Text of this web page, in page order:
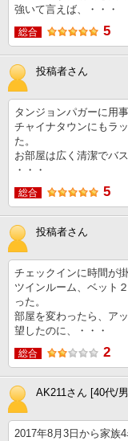
強いて言えば、・・・
総合 5
投稿者さん
タンジョンパガーに用
チャイナタウンにもラ
た。
お部屋は広く清潔でバ
・・・
総合 5
投稿者さん
チェックインに時間が
ツインルーム、ベット
った。
部屋を変わったら、ア
望したのに、・・・
総合 2
AK211さん [40代/
2017年8月3日から家族